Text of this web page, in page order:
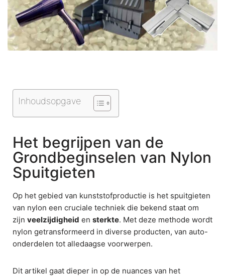
Inhoudsopgave
Het begrijpen van de
Grondbeginselen van Nylon
Spuitgieten
Op het gebied van kunststofproductie is het spuitgieten
van nylon een cruciale techniek die bekend staat om
zijn veelzijdigheid en sterkte. Met deze methode wordt
nylon getransformeerd in diverse producten, van auto-
onderdelen tot alledaagse voorwerpen.
Dit artikel gaat dieper in op de nuances van het